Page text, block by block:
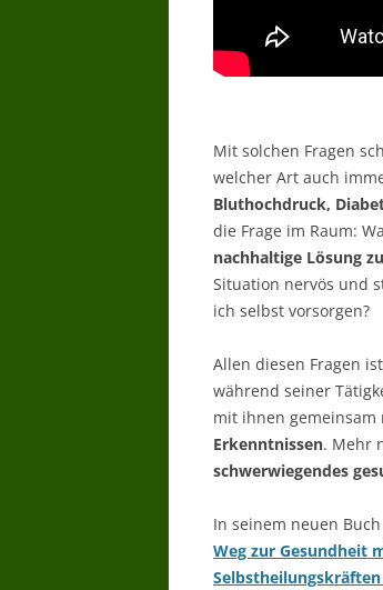
Mit solchen Fragen
welcher Art auch
Bluthochdruck,
die Frage im Raum:
nachhaltige Lösung
Situation nervös und
ich selbst vorsorgen?
Allen diesen Fragen
während seiner
mit ihnen gemeinsam
Erkenntnissen. Mehr
schwerwiegendes
In seinem neuen
Weg zur Gesundheit